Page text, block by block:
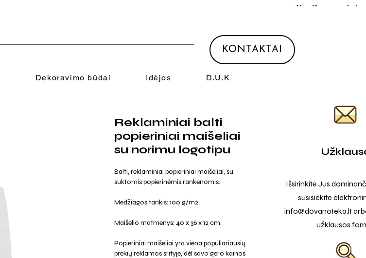
Dekoravimo būdai Idėjos D.U.K
KONTAKTAI
Reklaminiai balti
popieriniai maišeliai
su norimu logotipu
Balti, reklaminiai popieriniai maišeliai, su
suktomis popierinėmis rankenomis.
Medžiagos tankis: 100 g/m2.
Maišelio matmenys: 40 x 36 x 12 cm.
Popieriniai maišeliai yra viena populiariausių
prekių reklamos srityje, dėl savo gero kainos
Išsirinkite Jus
susisiekite
info@dovanoteka.lt
užklausos